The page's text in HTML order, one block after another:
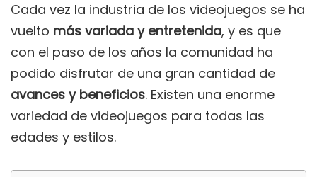
Cada vez la industria de los videojuegos se ha
vuelto más variada y entretenida, y es que
con el paso de los años la comunidad ha
podido disfrutar de una gran cantidad de
avances y beneficios. Existen una enorme
variedad de videojuegos para todas las
edades y estilos.